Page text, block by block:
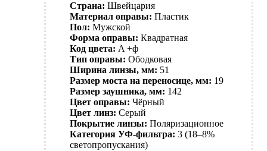
Страна: Швейцария
Материал оправы: Пластик
Пол: Мужской
Форма оправы: Квадратная
Код цвета: A +ф
Тип оправы: Ободковая
Ширина линзы, мм: 51
Размер моста на переносице, мм: 19
Размер заушника, мм: 142
Цвет оправы: Чёрный
Цвет линз: Серый
Покрытие линзы: Поляризационное
Категория УФ-фильтра: 3 (18–8%
светопропускания)